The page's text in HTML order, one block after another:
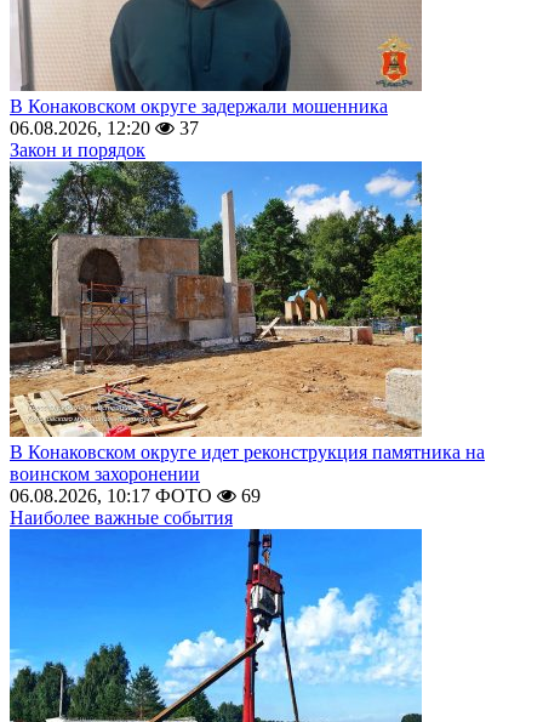
В Конаковском округе задержали мошенника
06.08.2026, 12:20
37
Закон и порядок
В Конаковском округе идет реконструкция памятника на
воинском захоронении
06.08.2026, 10:17 ФОТО
69
Наиболее важные события